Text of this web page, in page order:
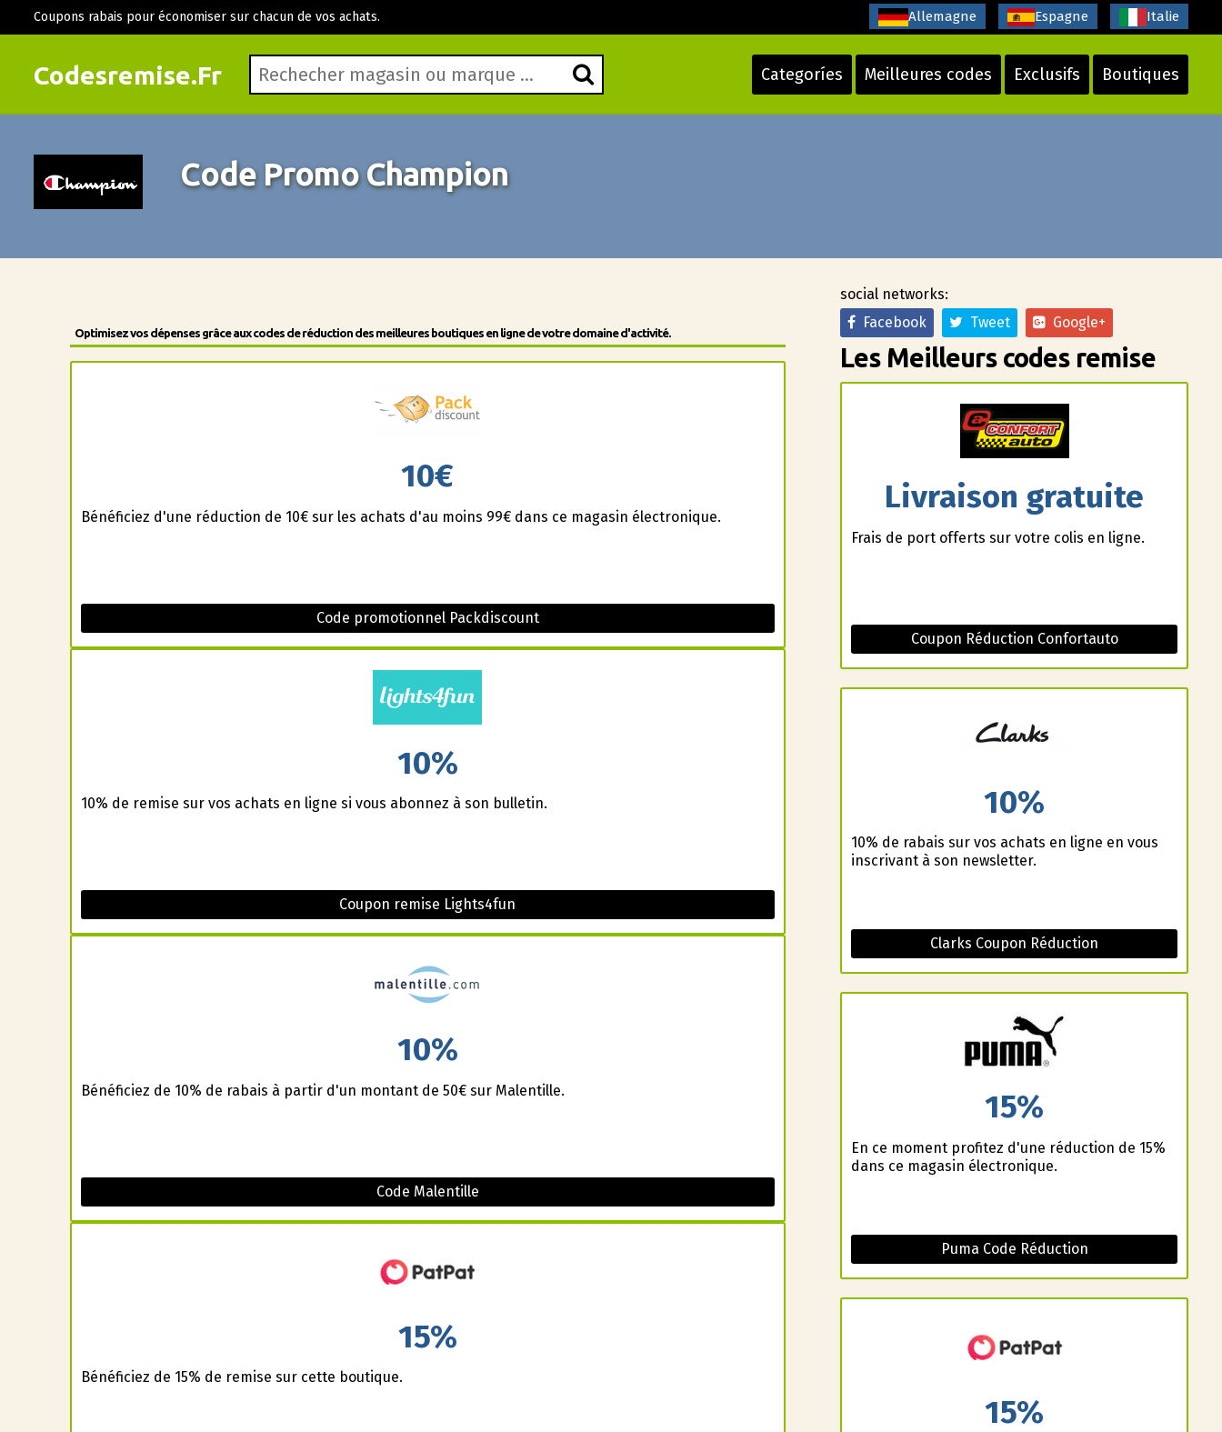
Codesremise.Fr Categoríes Meilleures codes Exclusifs Boutiques
Coupons rabais pour économiser sur chacun de vos achats. Allemagne Espagne Italie
Code Promo Champion
Optimisez vos dépenses grâce aux codes de réduction des meilleures boutiques en ligne de votre domaine d'activité.
10€
Bénéficiez d'une réduction de 10€ sur les achats d'au moins 99€ dans ce magasin électronique.
Code promotionnel Packdiscount
10%
10% de remise sur vos achats en ligne si vous abonnez à son bulletin.
Coupon remise Lights4fun
10%
Bénéficiez de 10% de rabais à partir d'un montant de 50€ sur Malentille.
Code Malentille
15%
Bénéficiez de 15% de remise sur cette boutique.
social networks:
Facebook
Tweet Google+
Les Meilleurs codes remise
Livraison gratuite
Frais de port offerts sur votre colis en ligne.
Coupon Réduction Confortauto
10%
10% de rabais sur vos achats en ligne en vous
inscrivant à son newsletter.
Clarks Coupon Réduction
15%
En ce moment profitez d'une réduction de 15%
dans ce magasin électronique.
Puma Code Réduction
15%